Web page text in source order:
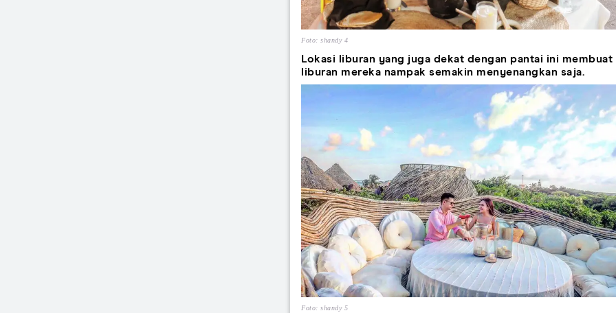
Foto: shandy 4
Lokasi liburan yang juga dekat dengan pantai ini membuat
liburan mereka nampak semakin menyenangkan saja.
Foto: shandy 5